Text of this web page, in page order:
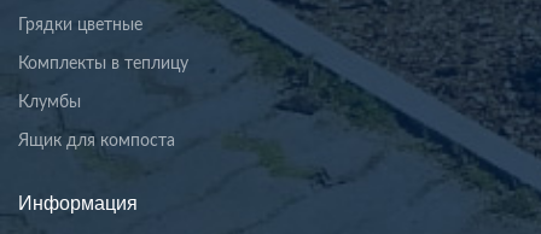
Грядки цветные
Комплекты в теплицу
Клумбы
Ящик для компоста
Информация